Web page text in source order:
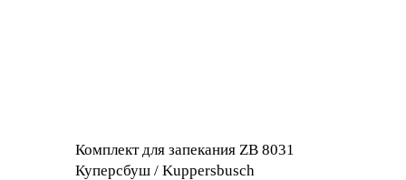
Комплект для запекания ZB 8031
Куперсбуш / Kuppersbusch